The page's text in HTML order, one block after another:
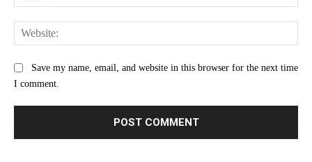
Save my name, email, and website in this browser for the next time
I comment.